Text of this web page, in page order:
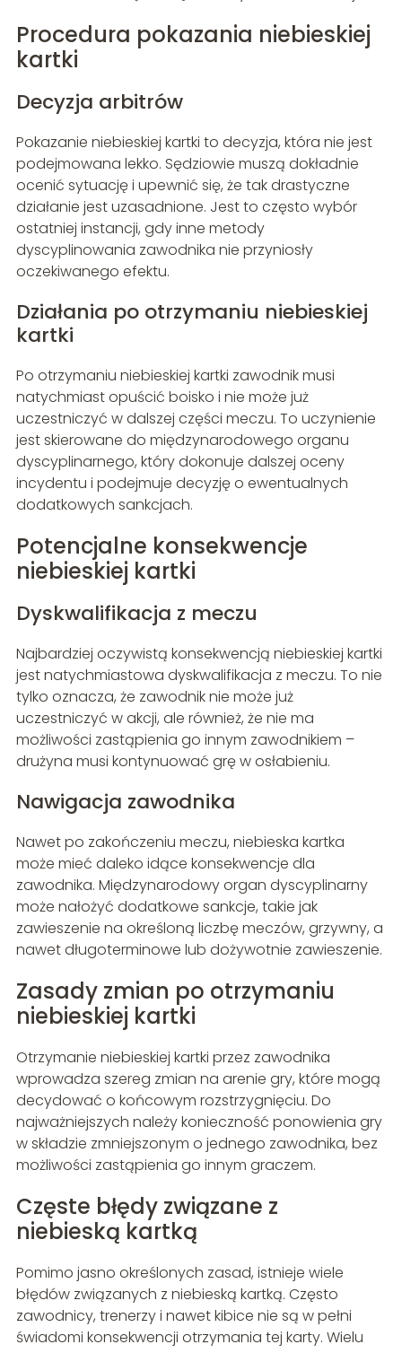
Procedura pokazania niebieskiej
kartki
Decyzja arbitrów
Pokazanie niebieskiej kartki to decyzja, która nie jest
podejmowana lekko. Sędziowie muszą dokładnie
ocenić sytuację i upewnić się, że tak drastyczne
działanie jest uzasadnione. Jest to często wybór
ostatniej instancji, gdy inne metody
dyscyplinowania zawodnika nie przyniosły
oczekiwanego efektu.
Działania po otrzymaniu niebieskiej
kartki
Po otrzymaniu niebieskiej kartki zawodnik musi
natychmiast opuścić boisko i nie może już
uczestniczyć w dalszej części meczu. To uczynienie
jest skierowane do międzynarodowego organu
dyscyplinarnego, który dokonuje dalszej oceny
incydentu i podejmuje decyzję o ewentualnych
dodatkowych sankcjach.
Potencjalne konsekwencje
niebieskiej kartki
Dyskwalifikacja z meczu
Najbardziej oczywistą konsekwencją niebieskiej kartki
jest natychmiastowa dyskwalifikacja z meczu. To nie
tylko oznacza, że zawodnik nie może już
uczestniczyć w akcji, ale również, że nie ma
możliwości zastąpienia go innym zawodnikiem –
drużyna musi kontynuować grę w osłabieniu.
Nawigacja zawodnika
Nawet po zakończeniu meczu, niebieska kartka
może mieć daleko idące konsekwencje dla
zawodnika. Międzynarodowy organ dyscyplinarny
może nałożyć dodatkowe sankcje, takie jak
zawieszenie na określoną liczbę meczów, grzywny, a
nawet długoterminowe lub dożywotnie zawieszenie.
Zasady zmian po otrzymaniu
niebieskiej kartki
Otrzymanie niebieskiej kartki przez zawodnika
wprowadza szereg zmian na arenie gry, które mogą
decydować o końcowym rozstrzygnięciu. Do
najważniejszych należy konieczność ponowienia gry
w składzie zmniejszonym o jednego zawodnika, bez
możliwości zastąpienia go innym graczem.
Częste błędy związane z
niebieską kartką
Pomimo jasno określonych zasad, istnieje wiele
błędów związanych z niebieską kartką. Często
zawodnicy, trenerzy i nawet kibice nie są w pełni
świadomi konsekwencji otrzymania tej karty. Wielu